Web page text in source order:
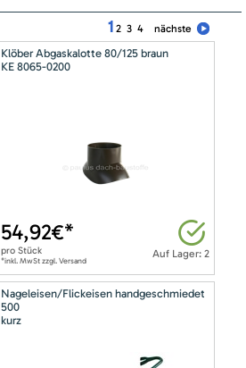
1 2 3 4 nächste
Klöber Abgaskalotte 80/125 braun
KE 8065-0200
Auf Lager: 2
54,92€*
proStück
*inkl. MwSt zzgl. Versand
Nageleisen/Flickeisen handgeschmiedet
500
kurz